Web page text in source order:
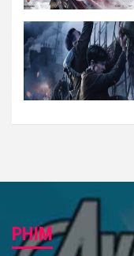
PHIM